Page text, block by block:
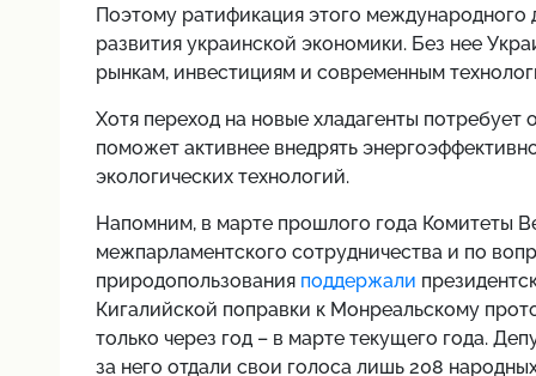
Поэтому ратификация этого международного
развития украинской экономики. Без нее
рынкам, инвестициям и современным
Хотя переход на новые хладагенты
поможет активнее внедрять
экологических технологий.
Напомним, в марте прошлого года Комитеты
межпарламентского сотрудничества и по
природопользования поддержали
Кигалийской поправки к Монреальскому
только через год – в марте текущего года.
за него отдали свои голоса лишь 208